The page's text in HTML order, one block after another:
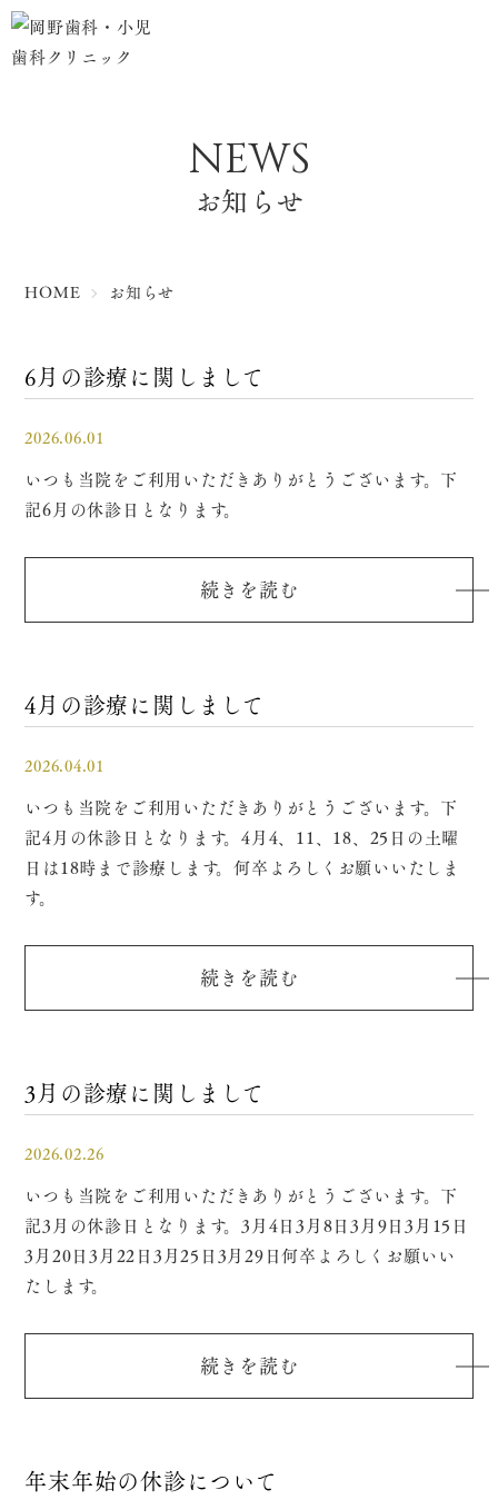
NEWS
お知らせ
HOME お知らせ
6月の診療に関しまして
2026.06.01
いつも当院をご利用いただきありがとうございます。下
記6月の休診日となります。
続きを読む
4月の診療に関しまして
2026.04.01
いつも当院をご利用いただきありがとうございます。下
記4月の休診日となります。4月4、11、18、25日の土曜
日は18時まで診療します。何卒よろしくお願いいたしま
す。
続きを読む
3月の診療に関しまして
2026.02.26
いつも当院をご利用いただきありがとうございます。下
記3月の休診日となります。3月4日3月8日3月9日3月15日
3月20日3月22日3月25日3月29日何卒よろしくお願いい
たします。
続きを読む
年末年始の休診について